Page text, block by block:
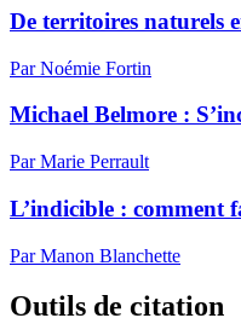
De territoires naturels
Par Noémie Fortin
Michael Belmore :
Par Marie Perrault
L’indicible : comment
Par Manon Blanchette
Outils de citation